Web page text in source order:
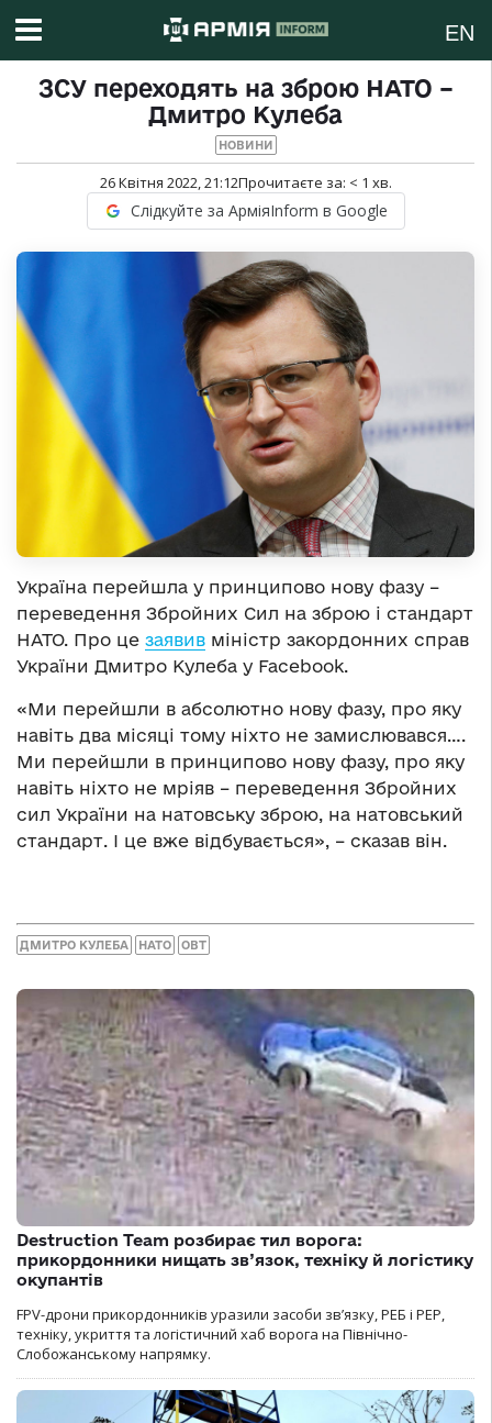
EN
ЗСУ переходять на зброю НАТО –
Дмитро Кулеба
НОВИНИ
26 Квітня 2022, 21:12Прочитаєте за: < 1 хв.
Слідкуйте за АрміяInform в Google
Україна перейшла у принципово нову фазу –
переведення Збройних Сил на зброю і стандарт
НАТО. Про це заявив міністр закордонних справ
України Дмитро Кулеба у Facebook.
«Ми перейшли в абсолютно нову фазу, про яку
навіть два місяці тому ніхто не замислювався….
Ми перейшли в принципово нову фазу, про яку
навіть ніхто не мріяв – переведення Збройних
сил України на натовську зброю, на натовський
стандарт. І це вже відбувається», – сказав він.
ДМИТРО КУЛЕБА НАТО ОВТ
Destruction Team розбирає тил ворога:
прикордонники нищать зв’язок, техніку й логістику
окупантів
FPV-дрони прикордонників уразили засоби зв’язку, РЕБ і РЕР,
техніку, укриття та логістичний хаб ворога на Північно-
Слобожанському напрямку.